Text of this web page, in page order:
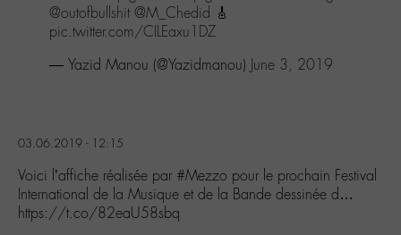
Aller
recherche
@outofbullshit @M_Chedid 🎸
pic.twitter.com/CILEaxu1DZ
— Yazid Manou (@Yazidmanou) June 3, 2019
03.06.2019 - 12:15
Voici l’affiche réalisée par #Mezzo pour le prochain Festival
International de la Musique et de la Bande dessinée d…
https://t.co/82eaU58sbq